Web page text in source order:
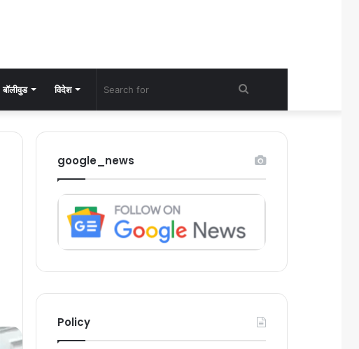
बॉलीवुड विदेश
for
google_news
Policy